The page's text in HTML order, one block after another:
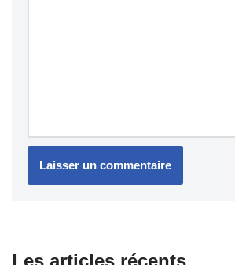
Les articles récents